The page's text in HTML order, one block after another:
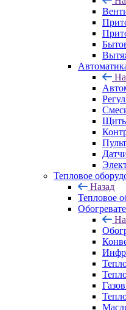
Щиты
Тепловое
Назад
Тепловое